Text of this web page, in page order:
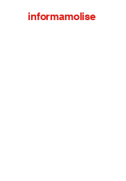
informamolise